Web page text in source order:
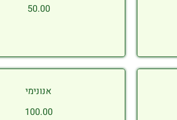
50.00
אנונימי
100.00